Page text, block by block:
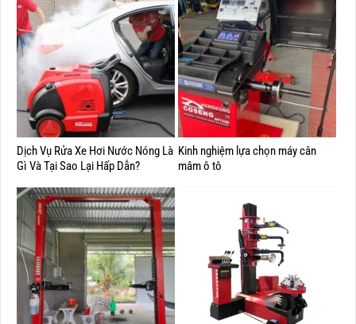
Dịch Vụ Rửa Xe Hơi Nước Nóng Là
Gì Và Tại Sao Lại Hấp Dẫn?
Kinh nghiệm lựa chọn máy cân
mâm ô tô